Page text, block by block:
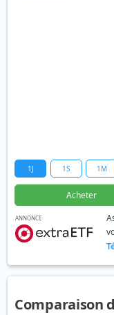
1J 1S 1M
Acheter
ANNONCE
Comparaison